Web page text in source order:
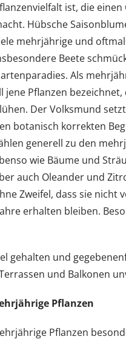
ist, die
Hübsche
mehrjährige und
Beete
Als
jene Pflanzen
Der Volksmund
botanisch korrekten
generell zu den
wie Bäume und
auch Oleander und
Zweifel, dass sie nicht
erhalten bleiben.
gehalten und
und Balkonen
Pflanzen
Pflanzen